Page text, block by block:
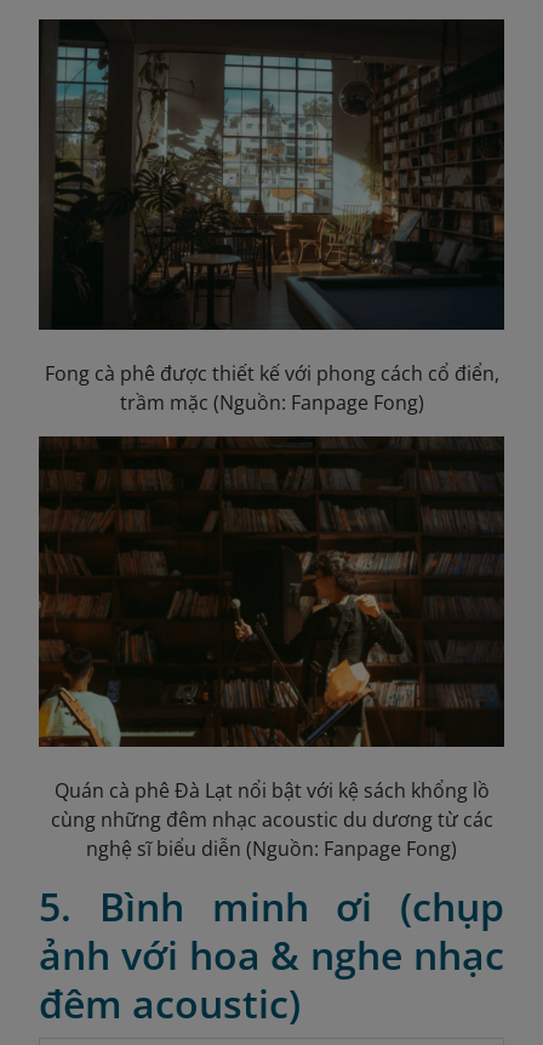
Fong cà phê được thiết kế với phong cách cổ điển,
trầm mặc (Nguồn: Fanpage Fong)
Quán cà phê Đà Lạt nổi bật với kệ sách khổng lồ
cùng những đêm nhạc acoustic du dương từ các
nghệ sĩ biểu diễn (Nguồn: Fanpage Fong)
5. Bình minh ơi (chụp
ảnh với hoa & nghe nhạc
đêm acoustic)